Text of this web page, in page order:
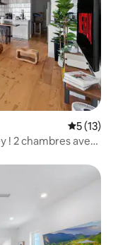
5 (13)
! 2 chambres avec